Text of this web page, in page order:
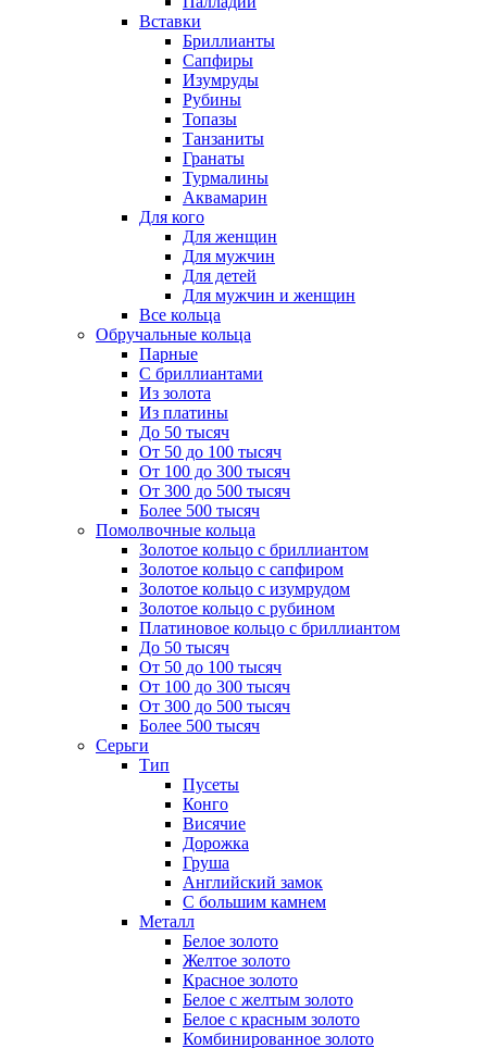
Вставки
Бриллианты
Сапфиры
Изумруды
Рубины
Топазы
Танзаниты
Гранаты
Турмалины
Аквамарин
Для кого
Для женщин
Для мужчин
Для детей
Для мужчин и женщин
Все кольца
Обручальные кольца
Парные
С бриллиантами
Из золота
Из платины
До 50 тысяч
От 50 до 100 тысяч
От 100 до 300 тысяч
От 300 до 500 тысяч
Более 500 тысяч
Помолвочные кольца
Золотое кольцо с бриллиантом
Золотое кольцо с сапфиром
Золотое кольцо с изумрудом
Золотое кольцо с рубином
Платиновое кольцо с бриллиантом
До 50 тысяч
От 50 до 100 тысяч
От 100 до 300 тысяч
От 300 до 500 тысяч
Более 500 тысяч
Серьги
Тип
Пусеты
Конго
Висячие
Дорожка
Груша
Английский замок
С большим камнем
Металл
Белое золото
Желтое золото
Красное золото
Белое с желтым золото
Белое с красным золото
Комбинированное золото